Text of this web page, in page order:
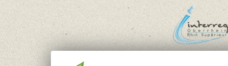
Jump to navigation